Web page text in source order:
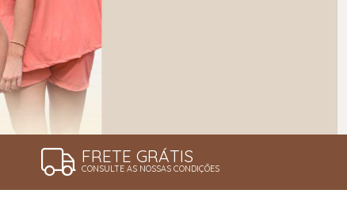
FRETE GRÁTIS
CONSULTE AS NOSSAS CONDIÇÕES